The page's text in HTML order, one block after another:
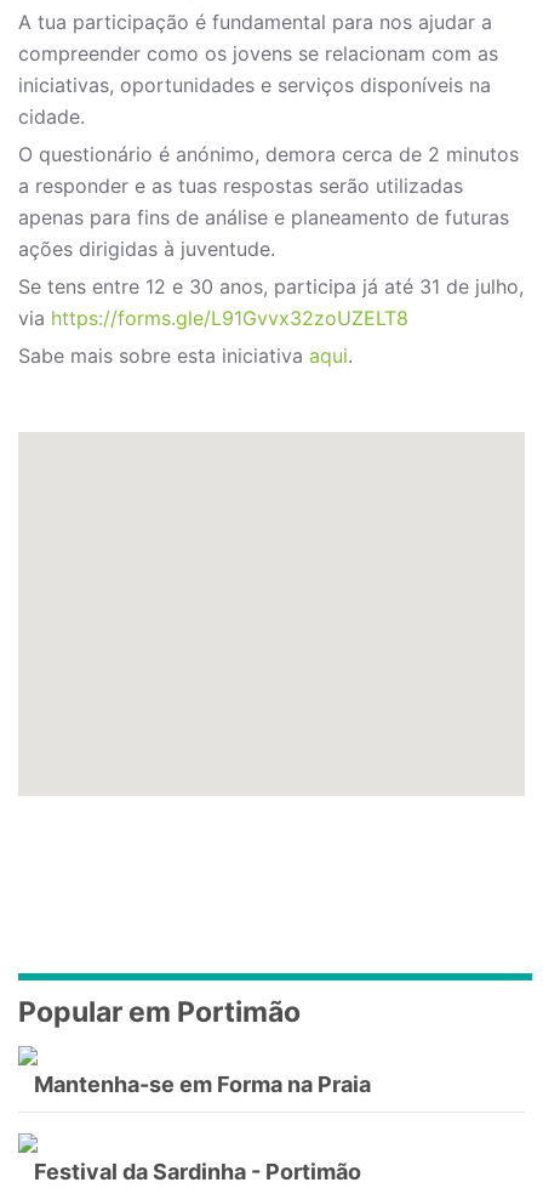
A tua participação é fundamental para nos ajudar a
compreender como os jovens se relacionam com as
iniciativas, oportunidades e serviços disponíveis na
cidade.
O questionário é anónimo, demora cerca de 2 minutos
a responder e as tuas respostas serão utilizadas
apenas para fins de análise e planeamento de futuras
ações dirigidas à juventude.
Se tens entre 12 e 30 anos, participa já até 31 de julho,
via https://forms.gle/L91Gvvx32zoUZELT8
Sabe mais sobre esta iniciativa aqui.
Popular em Portimão
Mantenha-se em Forma na Praia
Festival da Sardinha - Portimão